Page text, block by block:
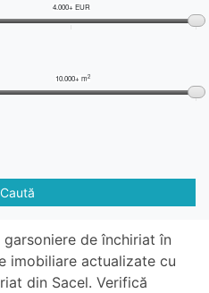
4.000+ EUR
10.000+ m2
Caută
de închiriat în
imobiliare actualizate cu
din Sacel. Verifică